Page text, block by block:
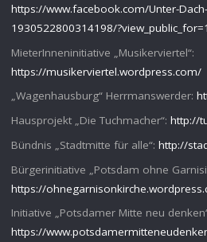
https://www.facebook.com/Unter-
1930522800314198/
MieterInneninitiative „Musikerviertel“:
https://musikerviertel.wordpress.com/
„Wagenhausburg“ Herrmanswerder:
Hausprojekt „Die Tuchmacher“: http://
Bündnis „Stadtmitte für alle“: http://
Bürgerinitiative „Potsdam ohne
https://
Initiative „Potsdamer Mitte neu
https://